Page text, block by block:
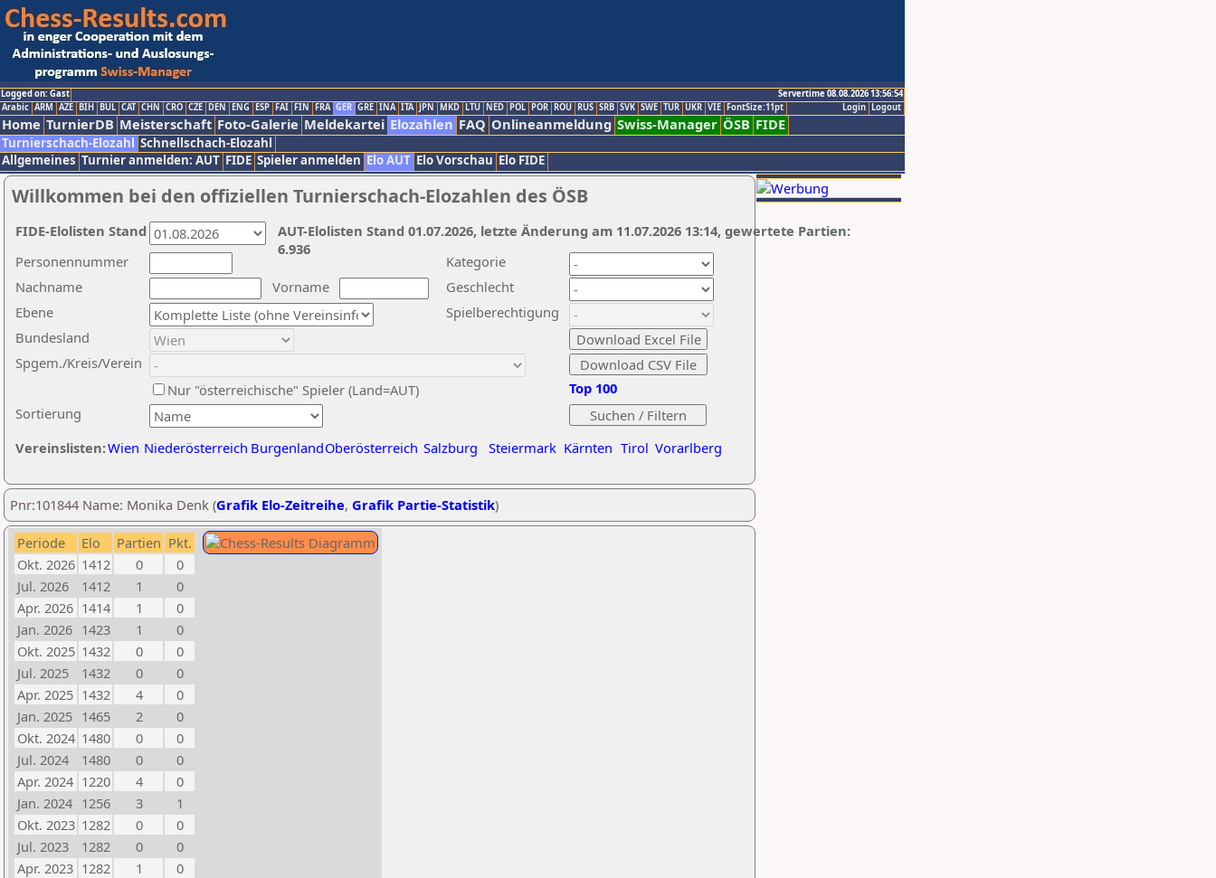
Logged on: Gast
Servertime 08.08.2026 13:56:54
Logout
Login
Arabic ARM AZE BIH BUL CAT CHN CRO CZE DEN ENG ESP FAI FIN FRA GER GRE INA ITA JPN MKD LTU NED POL POR ROU RUS SRB SVK SWE TUR UKR VIE FontSize:11pt
Home TurnierDB Meisterschaft Foto-Galerie Meldekartei Elozahlen FAQ Onlineanmeldung Swiss-Manager ÖSB FIDE
Turnierschach-Elozahl Schnellschach-Elozahl
Allgemeines Turnier anmelden: AUT FIDE Spieler anmelden Elo AUT Elo Vorschau Elo FIDE
Willkommen bei den offiziellen Turnierschach-Elozahlen des ÖSB
Nachname
Vorname
Ebene
Kategorie
Sortierung
Personennummer
Bundesland
Spgem./Kreis/Verein
Geschlecht
Nur "österreichische" Spieler (Land=AUT)
Spielberechtigung
Vereinslisten:Wien Niederösterreich BurgenlandOberösterreich Salzburg Steiermark Kärnten Tirol Vorarlberg
Top 100
AUT-Elolisten Stand 01.07.2026, letzte Änderung am 11.07.2026 13:14, gewertete Partien:
6.936
FIDE-Elolisten Stand
Pnr:101844 Name: Monika Denk (Grafik Elo-Zeitreihe, Grafik Partie-Statistik)
Periode Elo Partien Pkt.
Okt. 2026 1412 0
0
Jul. 2026
1412 1
0
Apr. 2026 1414 1
0
Jan. 2026 1423 1
0
Okt. 2025 1432 0
0
Jul. 2025
1432 0
0
Apr. 2025 1432 4
0
Jan. 2025 1465 2
0
Okt. 2024 1480 0
0
Jul. 2024
1480 0
0
Apr. 2024 1220 4
0
Jan. 2024 1256 3
1
Okt. 2023 1282 0
0
Jul. 2023
1282 0
0
Apr. 2023 1282 1
0